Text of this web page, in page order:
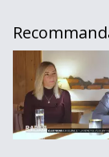
La Glâne et la